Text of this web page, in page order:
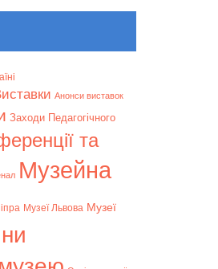
Анонси виставок
Заходи Педагогічного
та
Музейна
Музеї Львова Музеї